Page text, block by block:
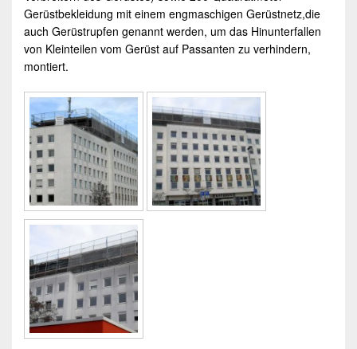
Gerüstbekleidung mit einem engmaschigen Gerüstnetz,die
auch Gerüstrupfen genannt werden, um das Hinunterfallen
von Kleinteilen vom Gerüst auf Passanten zu verhindern,
montiert.